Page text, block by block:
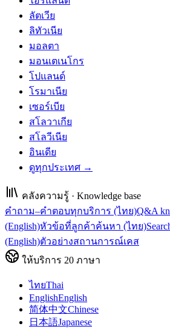
ลัตเวีย
ลิทัวเนีย
มอลตา
มอนเตเนโกร
โปแลนด์
โรมาเนีย
เซอร์เบีย
สโลวาเกีย
สโลวีเนีย
อินเดีย
ดูทุกประเทศ →
คลังความรู้ · Knowledge base
คำถาม–คำตอบทุกบริการ (ไทย)Q&A
(English)หัวข้อที่ลูกค้าค้นหา (ไทย)
(English)ตัวอย่างสถานการณ์เคส
ให้บริการ 20 ภาษา
ไทยThai
EnglishEnglish
简体中文Chinese
日本語Japanese